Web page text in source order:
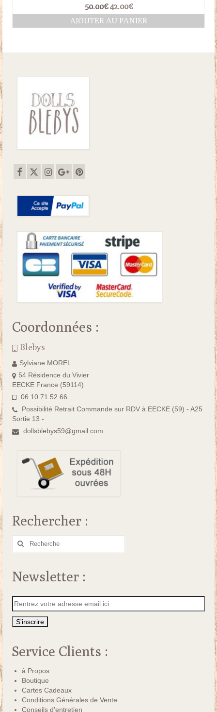
50.00€ Le
prix
initial
42.00€Le
prix
actuel
AJOUTER AU PANIER
Coordonnées :
Blebys
Sylviane MOREL
54 Résidence du Vivier
EECKE France (59114)
06.10.71.52.66
Possibilité Retrait Commande sur RDV à EECKE (59) - A25
Sortie 13 -
dollsblebys59@gmail.com
Rechercher :
Rechercher
Newsletter :
Service Clients :
à Propos
Boutique
Cartes Cadeaux
Conditions Générales de Vente
Conseils d’entretien